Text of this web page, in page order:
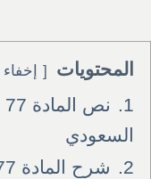
المحتويات إخفاء
1.
السعودي
2.
شرح المادة 77 من نظام العمل